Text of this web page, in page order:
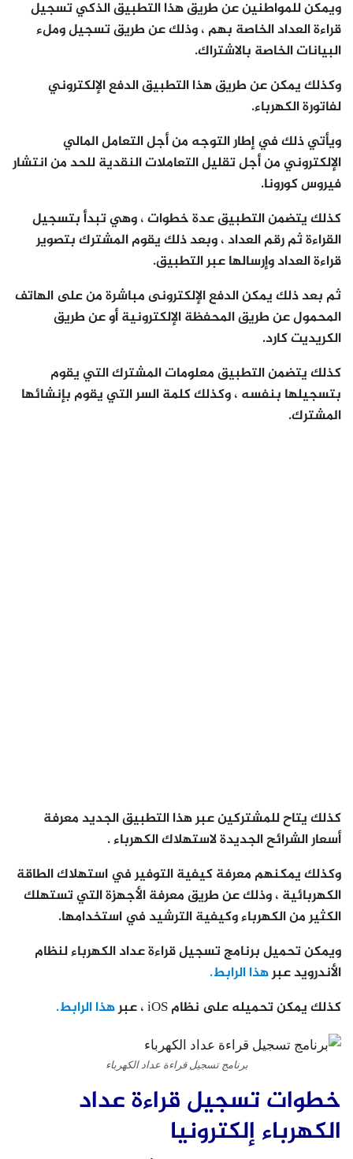
ويمكن للمواطنين عن طريق هذا التطبيق الذكي تسجيل
قراءة العداد الخاصة بهم ، وذلك عن طريق تسجيل وملء
البيانات الخاصة بالاشتراك.
وكذلك يمكن عن طريق هذا التطبيق الدفع الإلكتروني
لفاتورة الكهرباء.
ويأتي ذلك في إطار التوجه من أجل التعامل المالي
الإلكتروني من أجل تقليل التعاملات النقدية للحد من انتشار
فيروس كورونا.
كذلك يتضمن التطبيق عدة خطوات ، وهي تبدأ بتسجيل
القراءة ثم رقم العداد ، وبعد ذلك يقوم المشترك بتصوير
قراءة العداد وإرسالها عبر التطبيق.
ثم بعد ذلك يمكن الدفع الإلكترونى مباشرة من على الهاتف
المحمول عن طريق المحفظة الإلكترونية أو عن طريق
الكريديت كارد.
كذلك يتضمن التطبيق معلومات المشترك التي يقوم
بتسجيلها بنفسه ، وكذلك كلمة السر التي يقوم بإنشائها
المشترك.
كذلك يتاح للمشتركين عبر هذا التطبيق الجديد معرفة
أسعار الشرائح الجديدة لاستهلاك الكهرباء .
وكذلك يمكنهم معرفة كيفية التوفير في استهلاك الطاقة
الكهربائية ، وذلك عن طريق معرفة الأجهزة التي تستهلك
الكثير من الكهرباء وكيفية الترشيد في استخدامها.
ويمكن تحميل برنامج تسجيل قراءة عداد الكهرباء لنظام
الأندرويد عبرهذا الرابط.
كذلك يمكن تحميله على نظام iOS ، عبر
هذا الرابط.
برنامج تسجيل قراءة عداد الكهرباء
خطوات تسجيل قراءة عداد
الكهرباء إلكترونيا